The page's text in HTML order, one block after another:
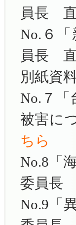
員長
No.６
員長
別紙資
No.７「
被害に
ちら
No.8「
委員長
No.9「